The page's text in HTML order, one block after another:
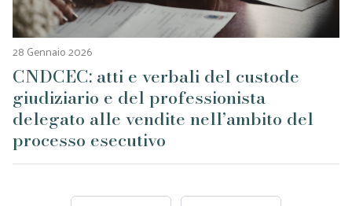
28 Gennaio 2026
CNDCEC: atti e verbali del custode
giudiziario e del professionista
delegato alle vendite nell’ambito del
processo esecutivo